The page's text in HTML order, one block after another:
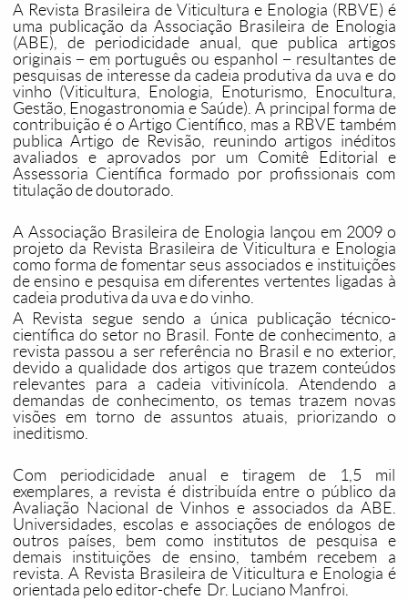
A Revista Brasileira de Viticultura e Enologia (RBVE) é
uma publicação da Associação Brasileira de Enologia
(ABE), de periodicidade anual, que publica artigos
originais − em português ou espanhol − resultantes de
pesquisas de interesse da cadeia produtiva da uva e do
vinho (Viticultura, Enologia, Enoturismo, Enocultura,
Gestão, Enogastronomia e Saúde). A principal forma de
contribuição é o Artigo Científico, mas a RBVE também
publica Artigo de Revisão, reunindo artigos inéditos
avaliados e aprovados por um Comitê Editorial e
Assessoria Científica formado por profissionais com
titulação de doutorado.
A Associação Brasileira de Enologia lançou em 2009 o
projeto da Revista Brasileira de Viticultura e Enologia
como forma de fomentar seus associados e instituições
de ensino e pesquisa em diferentes vertentes ligadas à
cadeia produtiva da uva e do vinho.
A Revista segue sendo a única publicação técnico-
científica do setor no Brasil. Fonte de conhecimento, a
revista passou a ser referência no Brasil e no exterior,
devido a qualidade dos artigos que trazem conteúdos
relevantes para a cadeia vitivinícola. Atendendo a
demandas de conhecimento, os temas trazem novas
visões em torno de assuntos atuais, priorizando o
ineditismo.
Com periodicidade anual e tiragem de 1,5 mil
exemplares, a revista é distribuída entre o público da
Avaliação Nacional de Vinhos e associados da ABE.
Universidades, escolas e associações de enólogos de
outros países, bem como institutos de pesquisa e
demais instituições de ensino, também recebem a
revista. A Revista Brasileira de Viticultura e Enologia é
orientada pelo editor-chefe Dr. Luciano Manfroi.